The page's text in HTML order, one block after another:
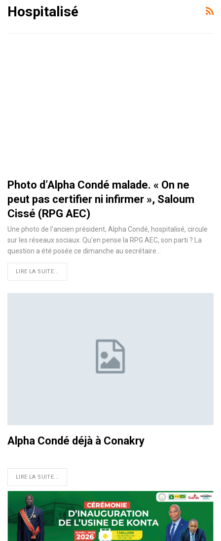
Hospitalisé
Photo d’Alpha Condé malade. « On ne
peut pas certifier ni infirmer », Saloum
Cissé (RPG AEC)
Une photo de l'ancien président, Alpha Condé, hospitalisé, circule
sur les réseaux sociaux. Qu'en pense la RPG AEC, son parti ? La
question a été posée ce dimanche au secrétaire…
LIRE LA SUITE...
Alpha Condé déjà à Conakry
LIRE LA SUITE...